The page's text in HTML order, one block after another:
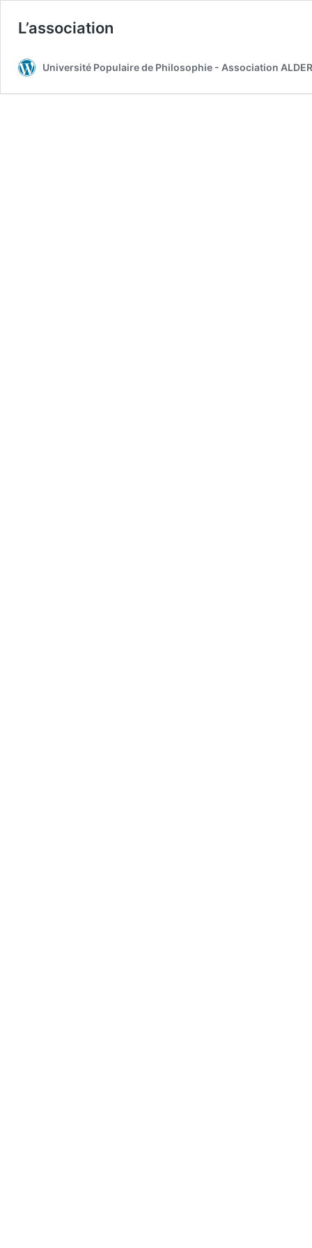
L’association
Université Populaire de Philosophie - Association